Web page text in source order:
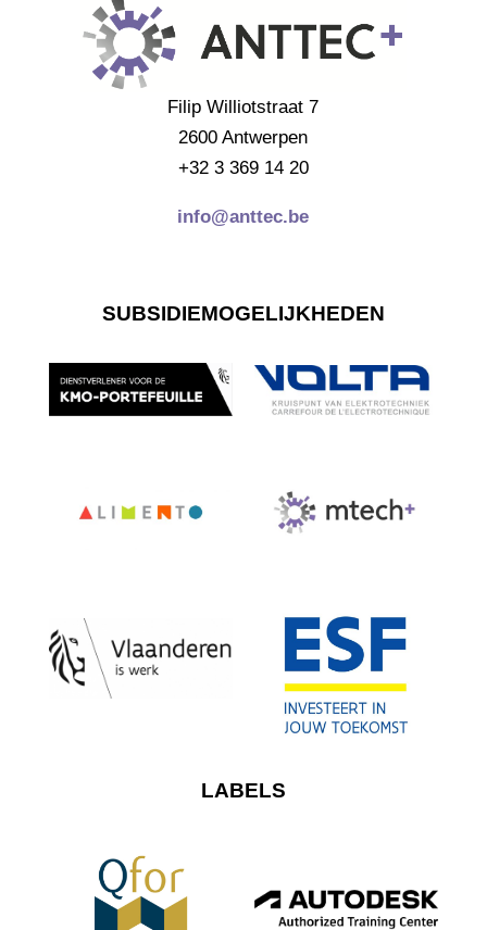
Filip Williotstraat 7
2600 Antwerpen
+32 3 369 14 20
info@anttec.be
SUBSIDIEMOGELIJKHEDEN
LABELS